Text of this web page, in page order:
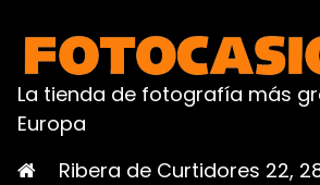
La tienda de fotografía más
Europa
Ribera de Curtidores 22,